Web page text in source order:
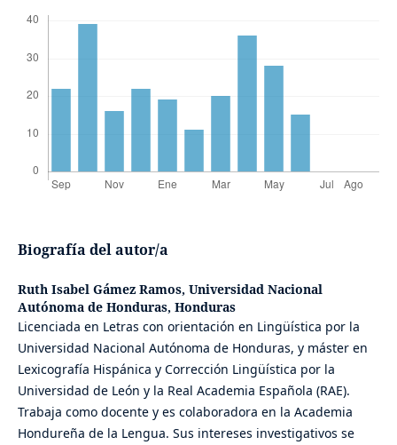
Biografía del autor/a
Ruth Isabel Gámez Ramos, Universidad Nacional
Autónoma de Honduras, Honduras
Licenciada en Letras con orientación en Lingüística por la
Universidad Nacional Autónoma de Honduras, y máster en
Lexicografía Hispánica y Corrección Lingüística por la
Universidad de León y la Real Academia Española (RAE).
Trabaja como docente y es colaboradora en la Academia
Hondureña de la Lengua. Sus intereses investigativos se